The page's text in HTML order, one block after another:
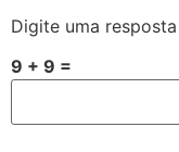
Digite uma
9 + 9 =